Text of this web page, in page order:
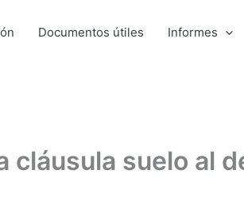
Documentos útiles Informes
cláusula suelo al